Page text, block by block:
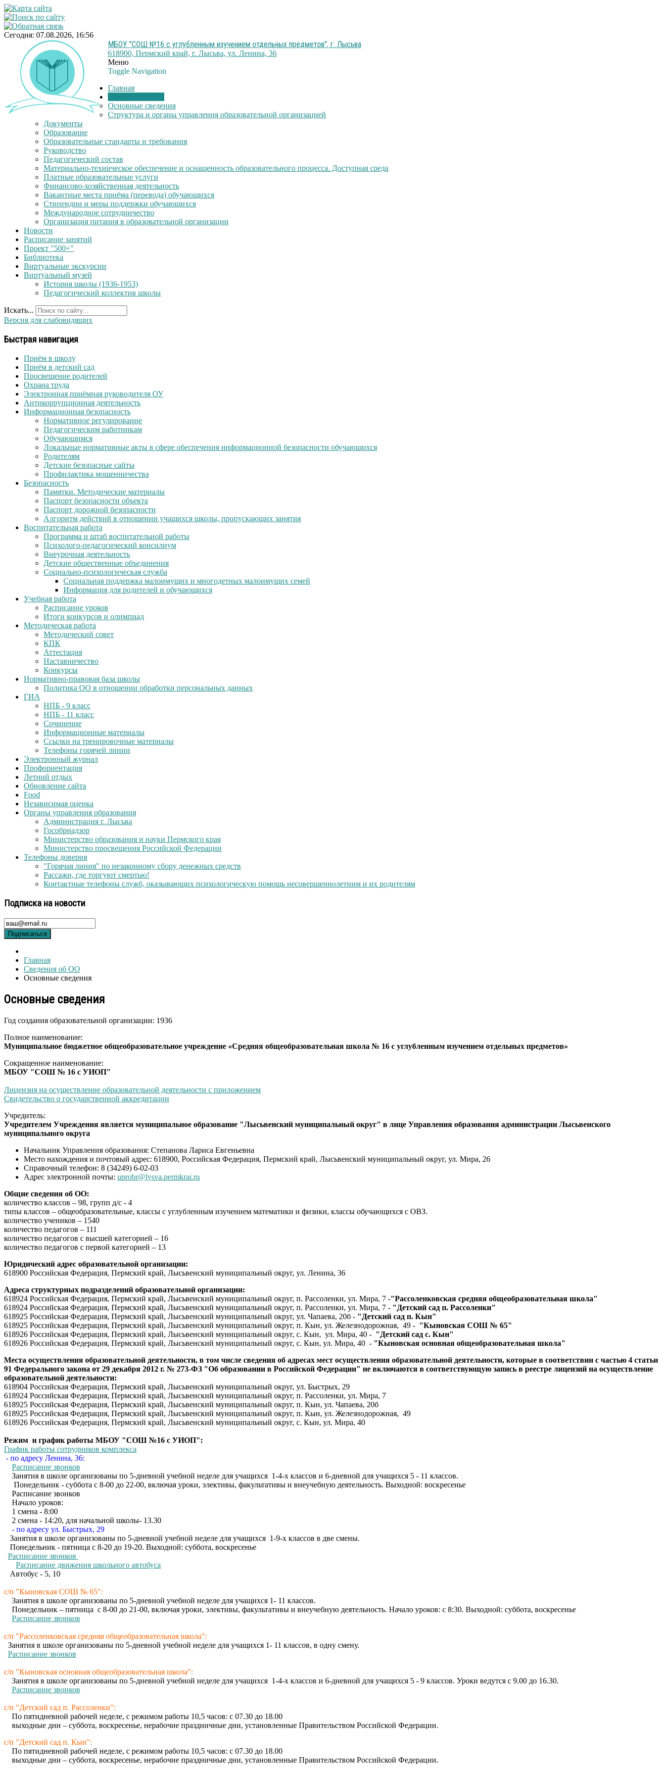
Сегодня: 07.08.2026, 16:56
МБОУ "СОШ №16 с углубленным изучением отдельных предметов", г. Лысьва
618900, Пермский край, г. Лысьва, ул. Ленина, 36
Меню
Toggle Navigation
Главная
Основные сведения
Структура и органы управления образовательной организацией
Документы
Образование
Образовательные стандарты и требования
Руководство
Педагогический состав
Материально-техническое обеспечение и оснащенность образовательного процесса. Доступная среда
Платные образовательные услуги
Финансово-хозяйственная деятельность
Вакантные места приёма (перевода) обучающихся
Стипендии и меры поддержки обучающихся
Международное сотрудничество
Организация питания в образовательной организации
Новости
Расписание занятий
Проект "500+"
Библиотека
Виртуальные экскурсии
Виртуальный музей
История школы (1936-1953)
Педагогический коллектив школы
Искать...
Версия для слабовидящих
Быстрая навигация
Приём в школу
Приём в детский сад
Просвещение родителей
Охрана труда
Электронная приёмная руководителя ОУ
Антикоррупционная деятельность
Информационная безопасность
Нормативное регулирование
Педагогическим работникам
Обучающимся
Локальные нормативные акты в сфере обеспечения информационной безопасности обучающихся
Родителям
Детские безопасные сайты
Профилактика мошенничества
Безопасность
Памятки. Методические материалы
Паспорт безопасности объекта
Паспорт дорожной безопасности
Алгоритм действий в отношении учащихся школы, пропускающих занятия
Воспитательная работа
Программа и штаб воспитательной работы
Психолого-педагогический консилиум
Внеурочная деятельность
Детские общественные объединения
Социально-психологическая служба
Социальная поддержка малоимущих и многодетных малоимущих семей
Информация для родителей и обучающихся
Учебная работа
Расписание уроков
Итоги конкурсов и олимпиад
Методическая работа
Методический совет
КПК
Аттестация
Наставничество
Конкурсы
Нормативно-правовая база школы
Политика ОО в отношении обработки персональных данных
ГИА
НПБ - 9 класс
НПБ - 11 класс
Сочинение
Информационные материалы
Ссылки на тренировочные материалы
Телефоны горячей линии
Электронный журнал
Профориентация
Летний отдых
Обновление сайта
Food
Независимая оценка
Органы управления образования
Администрация г. Лысьва
Гособрнадзор
Министерство образования и науки Пермского края
Министерство просвещения Российской Федерации
Телефоны доверия
"Горячая линия" по незаконному сбору денежных средств
Рассажи, где торгуют смертью!
Контактные телефоны служб, оказывающих психологическую помощь несовершеннолетним и их родителям
Подписка на новости
Подписаться
Главная
Сведения об ОО
Основные сведения
Основные сведения
Год создания образовательной организации: 1936
Полное наименование:
Муниципальное бюджетное общеобразовательное учреждение «Средняя общеобразовательная школа № 16 с углубленным изучением отдельных предметов»
Сокращенное наименование:
МБОУ "СОШ № 16 с УИОП"
Лицензия на осуществление образовательной деятельности с приложением
Свидетельство о государственной аккредитации
Учредитель:
Учредителем Учреждения является муниципальное образование "Лысьвенский муниципальный округ" в лице Управления образования администрации Лысьвенского
муниципального округа
Начальник Управления образования: Степанова Лариса Евгеньевна
Место нахождения и почтовый адрес: 618900, Российская Федерация, Пермский край, Лысьвенский муниципальный округ, ул. Мира, 26
Справочный телефон: 8 (34249) 6-02-03
Адрес электронной почты: uprobr@lysva.permkrai.ru
Общие сведения об ОО:
количество классов – 98, групп д/с - 4
типы классов – общеобразовательные, классы с углубленным изучением математики и физики, классы обучающихся с ОВЗ.
количество учеников – 1540
количество педагогов – 111
количество педагогов с высшей категорией – 16
количество педагогов с первой категорией – 13
Юридический адрес образовательной организации:
618900 Российская Федерация, Пермский край, Лысьвенский муниципальный округ, ул. Ленина, 36
Адреса структурных подразделений образовательной организации:
618924 Российская Федерация, Пермский край, Лысьвенский муниципальный округ, п. Рассоленки, ул. Мира, 7 -"Рассоленковская средняя общеобразовательная школа"
618924 Российская Федерация, Пермский край, Лысьвенский муниципальный округ, п. Рассоленки, ул. Мира, 7 - "Детский сад п. Рассоленки"
618925 Российская Федерация, Пермский край, Лысьвенский муниципальный округ, ул. Чапаева, 20б - "Детский сад п. Кын"
618925 Российская Федерация, Пермский край, Лысьвенский муниципальный округ, п. Кын, ул. Железнодорожная, 49 - "Кыновская СОШ № 65"
618926 Российская Федерация, Пермский край, Лысьвенский муниципальный округ, с. Кын, ул. Мира, 40 - "Детский сад с. Кын"
618926 Российская Федерация, Пермский край, Лысьвенский муниципальный округ, с. Кын, ул. Мира, 40 - "Кыновская основная общеобразовательная школа"
Места осуществления образовательной деятельности, в том числе сведения об адресах мест осуществления образовательной деятельности, которые в соответствии с частью 4 статьи
91 Федерального закона от 29 декабря 2012 г. № 273-ФЗ "Об образовании в Российской Федерации" не включаются в соответствующую запись в реестре лицензий на осуществление
образовательной деятельности:
618904 Российская Федерация, Пермский край, Лысьвенский муниципальный округ, ул. Быстрых, 29
618924 Российская Федерация, Пермский край, Лысьвенский муниципальный округ, п. Рассоленки, ул. Мира, 7
618925 Российская Федерация, Пермский край, Лысьвенский муниципальный округ, п. Кын, ул. Чапаева, 20б
618925 Российская Федерация, Пермский край, Лысьвенский муниципальный округ, п. Кын, ул. Железнодорожная, 49
618926 Российская Федерация, Пермский край, Лысьвенский муниципальный округ, с. Кын, ул. Мира, 40
Режим и график работы МБОУ "СОШ №16 с УИОП":
График работы сотрудников комплекса
- по адресу Ленина, 36:
Расписание звонков
Занятия в школе организованы по 5-дневной учебной неделе для учащихся 1-4-х классов и 6-дневной для учащихся 5 - 11 классов.
Понедельник - суббота с 8-00 до 22-00, включая уроки, элективы, факультативы и внеучебную деятельность. Выходной: воскресенье
Расписание звонков
Начало уроков:
1 смена - 8:00
2 смена - 14:20, для начальной школы- 13.30
- по адресу ул. Быстрых, 29
Занятия в школе организованы по 5-дневной учебной неделе для учащихся 1-9-х классов в две смены.
Понедельник - пятница с 8-20 до 19-20. Выходной: суббота, воскресенье
Расписание звонков
Расписание движения школьного автобуса
Автобус - 5, 10
с/п "Кыновская СОШ № 65":
Занятия в школе организованы по 5-дневной учебной неделе для учащихся 1- 11 классов.
Понедельник – пятница с 8-00 до 21-00, включая уроки, элективы, факультативы и внеучебную деятельность. Начало уроков: с 8:30. Выходной: суббота, воскресенье
Расписание звонков
с/п "Рассоленковская средняя общеобразовательная школа":
Занятия в школе организованы по 5-дневной учебной неделе для учащихся 1- 11 классов, в одну смену.
Расписание звонков
с/п "Кыновская основная общеобразовательная школа":
Занятия в школе организованы по 5-дневной учебной неделе для учащихся 1-4-х классов и 6-дневной для учащихся 5 - 9 классов. Уроки ведутся с 9.00 до 16.30.
Расписание звонков
с/п "Детский сад п. Рассоленки":
По пятидневной рабочей неделе, с режимом работы 10,5 часов: с 07.30 до 18.00
выходные дни – суббота, воскресенье, нерабочие праздничные дни, установленные Правительством Российской Федерации.
с/п "Детский сад п. Кын":
По пятидневной рабочей неделе, с режимом работы 10,5 часов: с 07.30 до 18.00
выходные дни – суббота, воскресенье, нерабочие праздничные дни, установленные Правительством Российской Федерации.